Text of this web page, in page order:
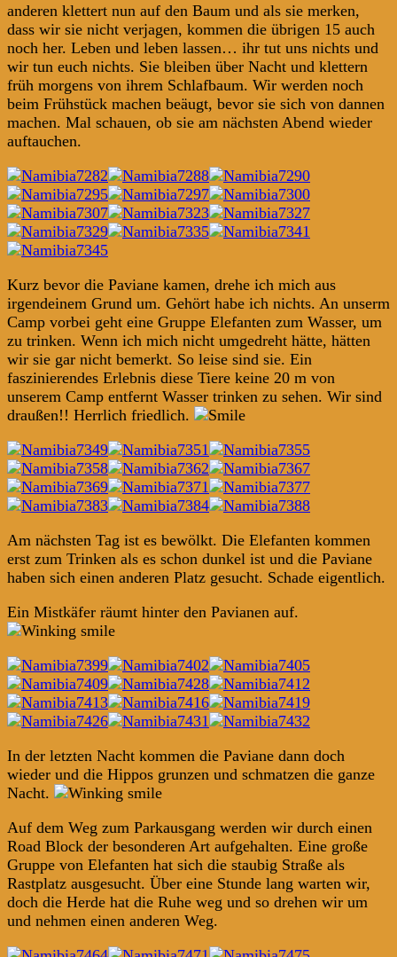
anderen klettert nun auf den Baum und als sie merken,
dass wir sie nicht verjagen, kommen die übrigen 15 auch
noch her. Leben und leben lassen… ihr tut uns nichts und
wir tun euch nichts. Sie bleiben über Nacht und klettern
früh morgens von ihrem Schlafbaum. Wir werden noch
beim Frühstück machen beäugt, bevor sie sich von dannen
machen. Mal schauen, ob sie am nächsten Abend wieder
auftauchen.
Kurz bevor die Paviane kamen, drehe ich mich aus
irgendeinem Grund um. Gehört habe ich nichts. An unserm
Camp vorbei geht eine Gruppe Elefanten zum Wasser, um
zu trinken. Wenn ich mich nicht umgedreht hätte, hätten
wir sie gar nicht bemerkt. So leise sind sie. Ein
faszinierendes Erlebnis diese Tiere keine 20 m von
unserem Camp entfernt Wasser trinken zu sehen. Wir sind
draußen!! Herrlich friedlich.
Am nächsten Tag ist es bewölkt. Die Elefanten kommen
erst zum Trinken als es schon dunkel ist und die Paviane
haben sich einen anderen Platz gesucht. Schade eigentlich.
Ein Mistkäfer räumt hinter den Pavianen auf.
In der letzten Nacht kommen die Paviane dann doch
wieder und die Hippos grunzen und schmatzen die ganze
Nacht.
Auf dem Weg zum Parkausgang werden wir durch einen
Road Block der besonderen Art aufgehalten. Eine große
Gruppe von Elefanten hat sich die staubig Straße als
Rastplatz ausgesucht. Über eine Stunde lang warten wir,
doch die Herde hat die Ruhe weg und so drehen wir um
und nehmen einen anderen Weg.